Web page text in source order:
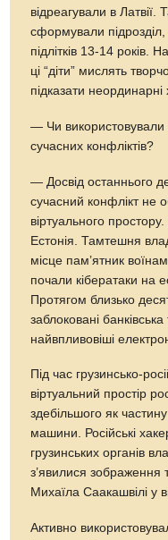
відреагували в
сформували
підлітків 13-14 років.
ці “діти” мислять
підказати неординарні
— Чи використовували
сучасних конф­ліктів?
— Досвід останнього
сучасний конфлікт не
віртуального
Естонія. Тамтешня
місце пам’ятник
почали кібератаки на
Протягом близько
заблоковані
найвпливовіші
Під час грузинсько-
віртуальний простір
здебільшого як
машини. Російські
грузинських органів
з’явилися зображення
Михаїла Саакашвілі у
Активно